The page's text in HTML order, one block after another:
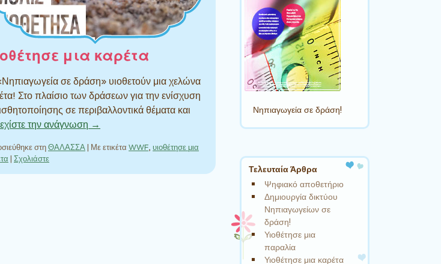
μια καρέτα
σε δράση» υιοθετούν μια χελώνα
Στο πλαίσιο των δράσεων για την ενίσχυση
σε περιβαλλοντικά θέματα και
την ανάγνωση →
στηΘΑΛΑΣΣΑ| Με ετικέτα WWF, υιοθέτησε μια
| Σχολιάστε
Νηπιαγωγεία σε δράση!
Τελευταία Άρθρα
Ψηφιακό αποθετήριο
Δημιουργία δικτύου
Νηπιαγωγείων σε
δράση!
Υιοθέτησε μια
παραλία
Υιοθέτησε μια καρέτα